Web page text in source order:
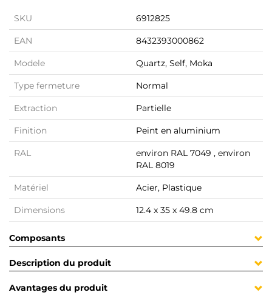
SKU 6912825
EAN 8432393000862
Modele Quartz, Self, Moka
Type fermeture Normal
Extraction Partielle
Finition Peint en aluminium
RAL
environ RAL 7049 , environ
RAL 8019
Matériel Acier, Plastique
Dimensions 12.4 x 35 x 49.8 cm
Composants
Description du produit
Avantages du produit